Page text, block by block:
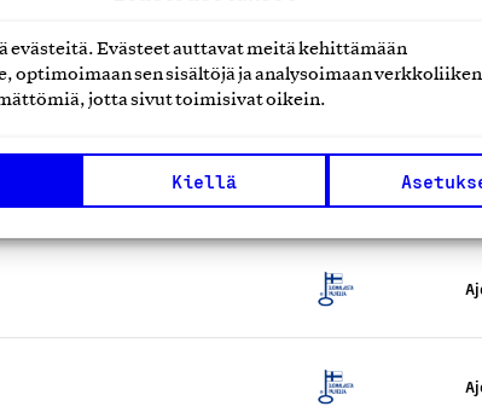
evästeitä. Evästeet auttavat meitä kehittämään
optimoimaan sen sisältöjä ja analysoimaan
jotta sivut toimisivat oikein.
Kiellä